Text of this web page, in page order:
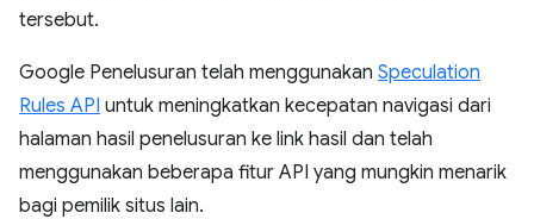
tersebut.
Google Penelusuran telah menggunakan Speculation
Rules API untuk meningkatkan kecepatan navigasi dari
halaman hasil penelusuran ke link hasil dan telah
menggunakan beberapa fitur API yang mungkin menarik
bagi pemilik situs lain.